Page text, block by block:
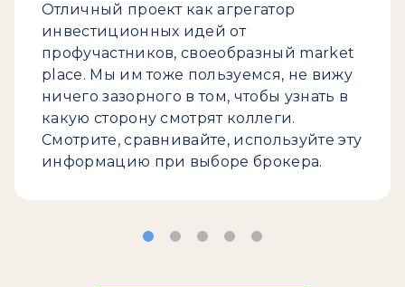
Отличный проект как агрегатор
инвестиционных идей от
профучастников, своеобразный market
place. Мы им тоже пользуемся, не вижу
ничего зазорного в том, чтобы узнать в
какую сторону смотрят коллеги.
Смотрите, сравнивайте, используйте эту
информацию при выборе брокера.